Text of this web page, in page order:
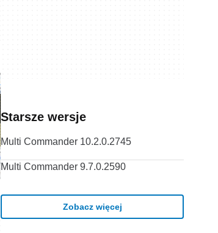
Starsze wersje
Multi Commander 10.2.0.2745
Multi Commander 9.7.0.2590
Zobacz więcej